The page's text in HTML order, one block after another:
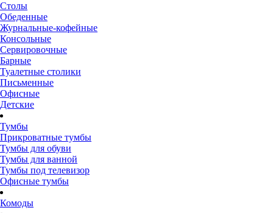
Столы
Обеденные
Журнальные-кофейные
Консольные
Сервировочные
Барные
Туалетные столики
Письменные
Офисные
Детские
Тумбы
Прикроватные тумбы
Тумбы для обуви
Тумбы для ванной
Тумбы под телевизор
Офисные тумбы
Комоды